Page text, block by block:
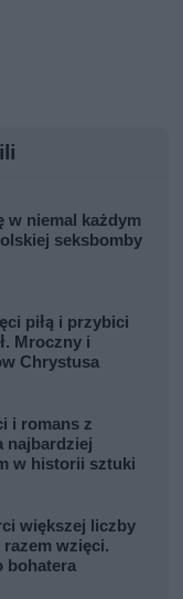
w niemal każdym
seksbomby
piłą i przybici
Mroczny i
Chrystusa
i romans z
najbardziej
w historii sztuki
większej liczby
wzięci.
bohatera